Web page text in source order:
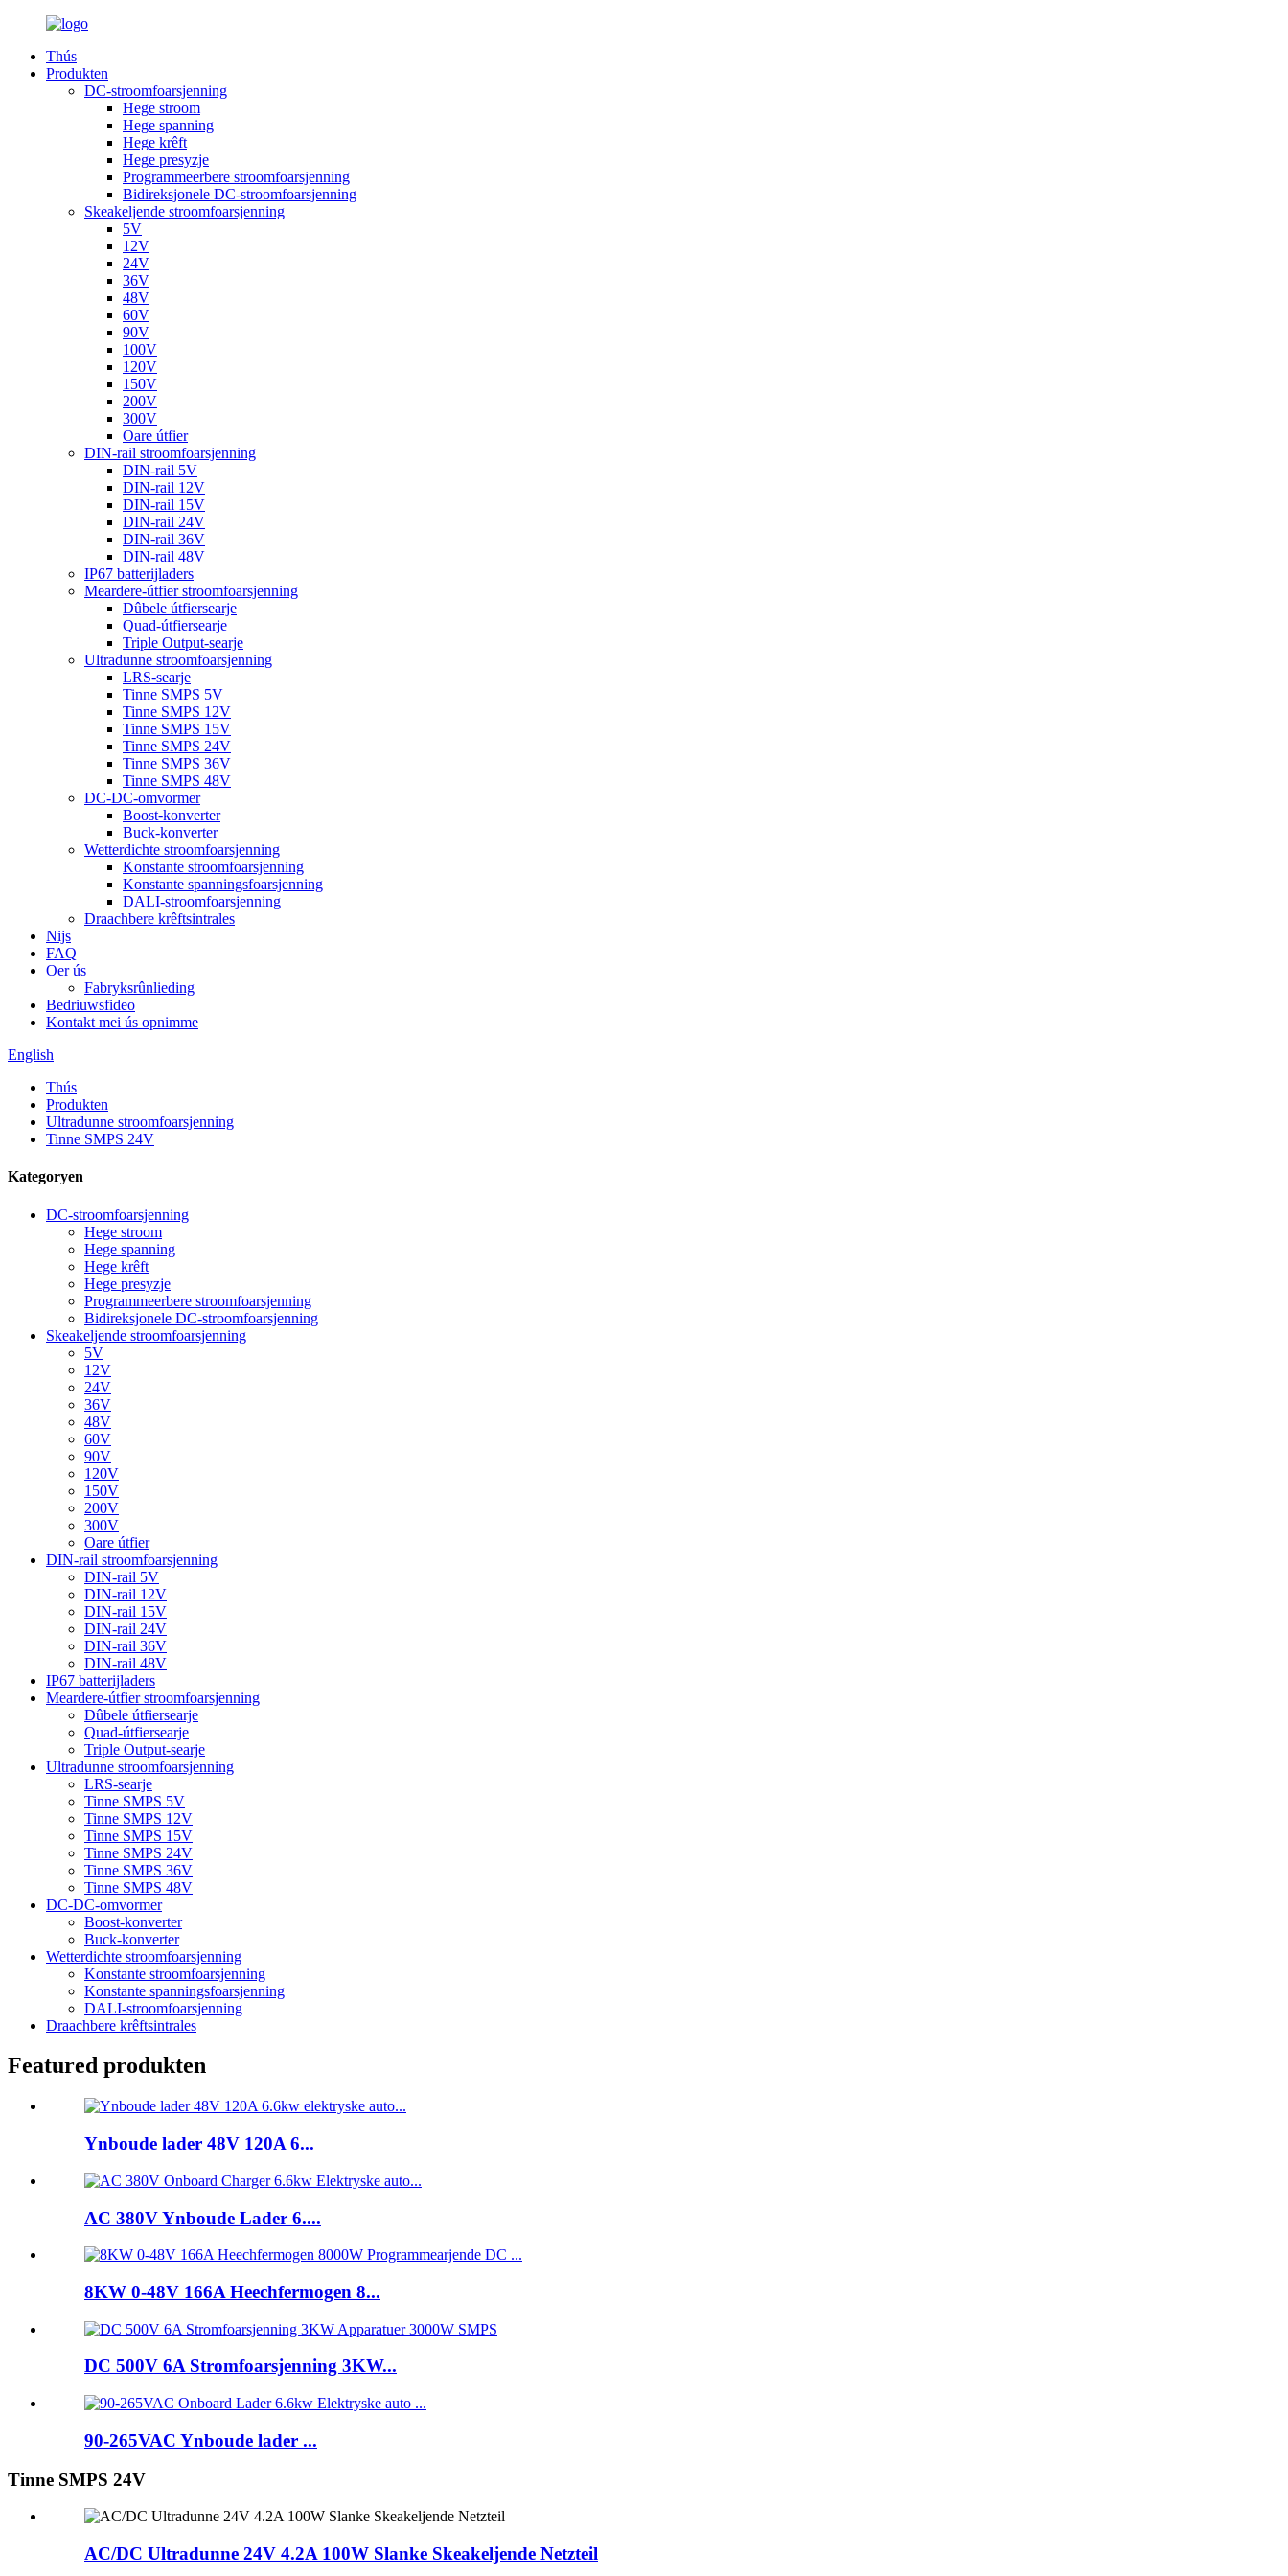
Thús
Produkten
DC-stroomfoarsjenning
Hege stroom
Hege spanning
Hege krêft
Hege presyzje
Programmeerbere stroomfoarsjenning
Bidireksjonele DC-stroomfoarsjenning
Skeakeljende stroomfoarsjenning
5V
12V
24V
36V
48V
60V
90V
100V
120V
150V
200V
300V
Oare útfier
DIN-rail stroomfoarsjenning
DIN-rail 5V
DIN-rail 12V
DIN-rail 15V
DIN-rail 24V
DIN-rail 36V
DIN-rail 48V
IP67 batterijladers
Meardere-útfier stroomfoarsjenning
Dûbele útfiersearje
Quad-útfiersearje
Triple Output-searje
Ultradunne stroomfoarsjenning
LRS-searje
Tinne SMPS 5V
Tinne SMPS 12V
Tinne SMPS 15V
Tinne SMPS 24V
Tinne SMPS 36V
Tinne SMPS 48V
DC-DC-omvormer
Boost-konverter
Buck-konverter
Wetterdichte stroomfoarsjenning
Konstante stroomfoarsjenning
Konstante spanningsfoarsjenning
DALI-stroomfoarsjenning
Draachbere krêftsintrales
Nijs
FAQ
Oer ús
Fabryksrûnlieding
Bedriuwsfideo
Kontakt mei ús opnimme
English
Thús
Produkten
Ultradunne stroomfoarsjenning
Tinne SMPS 24V
Kategoryen
DC-stroomfoarsjenning
Hege stroom
Hege spanning
Hege krêft
Hege presyzje
Programmeerbere stroomfoarsjenning
Bidireksjonele DC-stroomfoarsjenning
Skeakeljende stroomfoarsjenning
5V
12V
24V
36V
48V
60V
90V
120V
150V
200V
300V
Oare útfier
DIN-rail stroomfoarsjenning
DIN-rail 5V
DIN-rail 12V
DIN-rail 15V
DIN-rail 24V
DIN-rail 36V
DIN-rail 48V
IP67 batterijladers
Meardere-útfier stroomfoarsjenning
Dûbele útfiersearje
Quad-útfiersearje
Triple Output-searje
Ultradunne stroomfoarsjenning
LRS-searje
Tinne SMPS 5V
Tinne SMPS 12V
Tinne SMPS 15V
Tinne SMPS 24V
Tinne SMPS 36V
Tinne SMPS 48V
DC-DC-omvormer
Boost-konverter
Buck-konverter
Wetterdichte stroomfoarsjenning
Konstante stroomfoarsjenning
Konstante spanningsfoarsjenning
DALI-stroomfoarsjenning
Draachbere krêftsintrales
Featured produkten
Ynboude lader 48V 120A 6...
AC 380V Ynboude Lader 6....
8KW 0-48V 166A Heechfermogen 8...
DC 500V 6A Stromfoarsjenning 3KW...
90-265VAC Ynboude lader ...
Tinne SMPS 24V
AC/DC Ultradunne 24V 4.2A 100W Slanke Skeakeljende Netzteil